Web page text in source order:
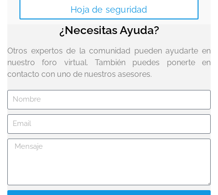
Hoja de seguridad
¿Necesitas Ayuda?
Otros expertos de la comunidad pueden ayudarte en
nuestro foro virtual. También puedes ponerte en
contacto con uno de nuestros asesores.